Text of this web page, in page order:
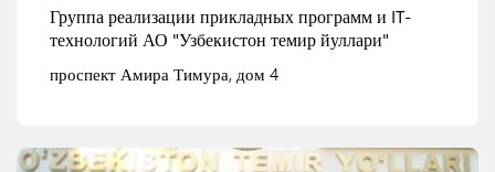
Группа реализации прикладных программ и IT-
технологий АО "Узбекистон темир йуллари"
проспект Амира Тимура, дом 4